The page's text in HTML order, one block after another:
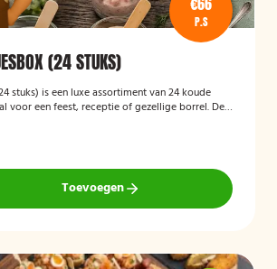
P.S
(24 STUKS)
stuks) is een luxe assortiment van 24 koude
voor een feest, receptie of gezellige borrel. De
notenmelange en vitello tonato, verzorgd
klaar om te serveren.
Toevoegen